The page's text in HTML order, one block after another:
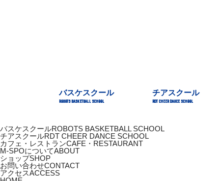
バスケスクール
ROBOTS BASKETBALL SCHOOL
チアスクール
RDT CHEER DANCE SCHOOL
バスケスクールROBOTS BASKETBALL SCHOOL
チアスクールRDT CHEER DANCE SCHOOL
カフェ・レストランCAFE・RESTAURANT
M-SPOについてABOUT
ショップSHOP
お問い合わせCONTACT
アクセスACCESS